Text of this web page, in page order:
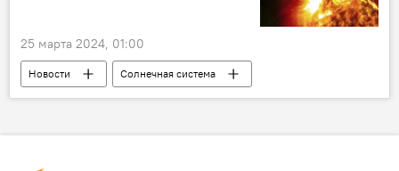
25 марта 2024, 01:00
Новости
Солнечная система
Солнце
Взрыв
Уничтожение